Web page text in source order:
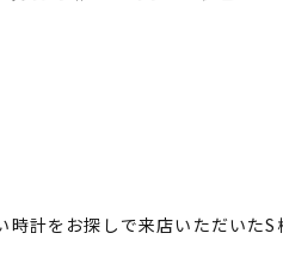
時計をお探しで来店いただいたS